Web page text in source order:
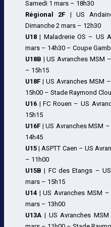
Samedi 1 mars – 18h30
Régional 2F | US
Dimanche 2 mars – 12h30
U18 | Maladrerie OS – US
mars – 14h30 – Coupe
U18B |US Avranches MSM
– 15h15
U18F | US Avranches MSM
15h00 – Stade Raymond
U16 | FC Rouen – US
15h15
U16F | US Avranches MSM
14h45
U15 |ASPTT Caen – US
– 11h00
U15B | FC des Etangs –
mars – 15h15
U14 |US Avranches MSM
mars – 13h00
U13A | US Avranches